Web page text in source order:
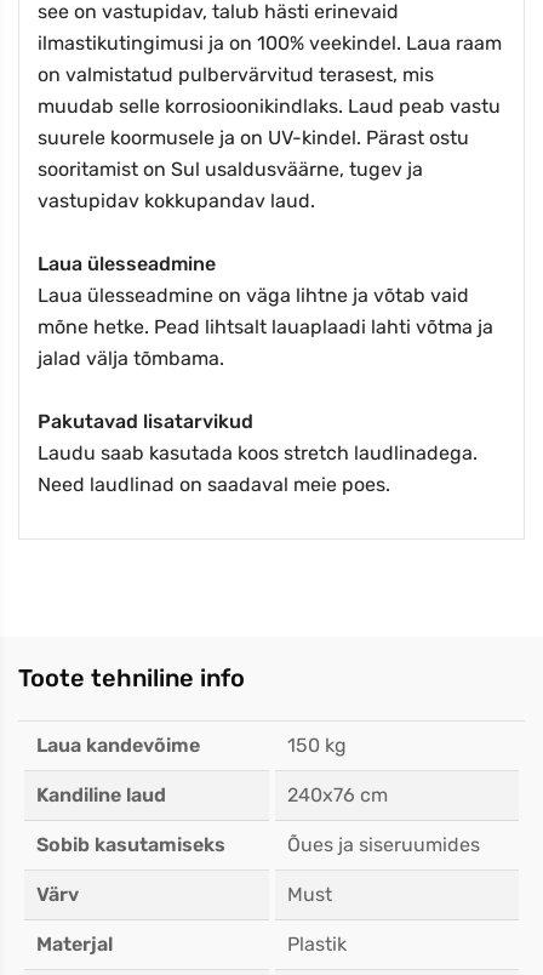
see on vastupidav, talub hästi erinevaid
ilmastikutingimusi ja on 100% veekindel. Laua raam
on valmistatud pulbervärvitud terasest, mis
muudab selle korrosioonikindlaks. Laud peab vastu
suurele koormusele ja on UV-kindel. Pärast ostu
sooritamist on Sul usaldusväärne, tugev ja
vastupidav kokkupandav laud.
Laua ülesseadmine
Laua ülesseadmine on väga lihtne ja võtab vaid
mõne hetke. Pead lihtsalt lauaplaadi lahti võtma ja
jalad välja tõmbama.
Pakutavad lisatarvikud
Laudu saab kasutada koos stretch laudlinadega.
Need laudlinad on saadaval meie poes.
Toote tehniline info
Laua kandevõime 150 kg
Kandiline laud 240x76 cm
Sobib kasutamiseks Õues ja siseruumides
Värv Must
Materjal Plastik